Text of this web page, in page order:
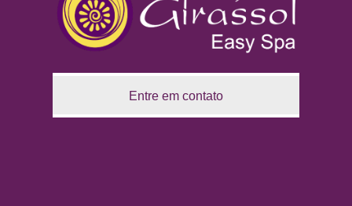
Entre em contato